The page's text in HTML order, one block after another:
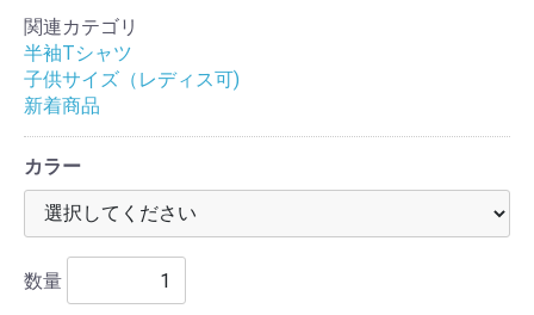
関連カテゴリ
半袖Tシャツ
子供サイズ（レディス可)
新着商品
カラー
数量